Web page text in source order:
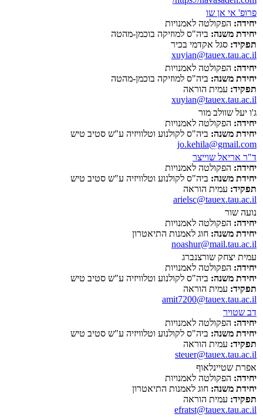
פרופ' אי אן שו
יחידה: הפקולטה לאמנויות
יחידת משנה: ביה"ס למוזיקה בוכמן-מהטה
תפקיד: סגל אקדמי בכיר
xuyian@tauex.tau.ac.il
יחידה: הפקולטה לאמנויות
יחידת משנה: ביה"ס למוזיקה בוכמן-מהטה
תפקיד: עמית הוראה
xuyian@tauex.tau.ac.il
ג'ו יעל שוולב מור
יחידה: הפקולטה לאמנויות
יחידת משנה: ביה"ס לקולנוע וטלוויזיה ע"ש סטיב טיש
jo.kehila@gmail.com
ד"ר אריאל שוייצר
יחידה: הפקולטה לאמנויות
יחידת משנה: ביה"ס לקולנוע וטלוויזיה ע"ש סטיב טיש
תפקיד: עמית הוראה
arielsc@tauex.tau.ac.il
נועה שור
יחידה: הפקולטה לאמנויות
יחידת משנה: חוג לאמנות התיאטרון
noashur@mail.tau.ac.il
עמית יצחק שורצנברג
יחידה: הפקולטה לאמנויות
יחידת משנה: ביה"ס לקולנוע וטלוויזיה ע"ש סטיב טיש
תפקיד: עמית הוראה
amit7200@tauex.tau.ac.il
דב שטויר
יחידה: הפקולטה לאמנויות
יחידת משנה: ביה"ס לקולנוע וטלוויזיה ע"ש סטיב טיש
תפקיד: עמית הוראה
steuer@tauex.tau.ac.il
אפרת שטיינלאוף
יחידה: הפקולטה לאמנויות
יחידת משנה: חוג לאמנות התיאטרון
תפקיד: עמית הוראה
efratst@tauex.tau.ac.il